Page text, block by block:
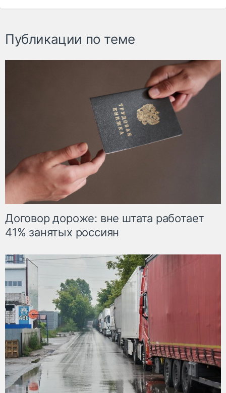
Публикации по теме
Договор дороже: вне штата работает
41% занятых россиян